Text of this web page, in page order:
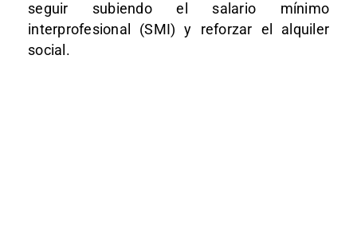
seguir subiendo el salario mínimo
interprofesional (SMI) y reforzar el alquiler
social.